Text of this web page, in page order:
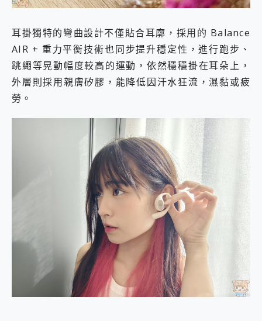
耳掛獨特的彎曲設計不僅貼合耳廓，採用的 Balance
AIR + 重力平衡技術也同步提升穩定性，進行跑步、
跳繩等晃動幅度較高的運動，依然穩穩掛在耳朵上，
外層則採用親膚矽膠，能降低因汗水狂流，濕黏或疲
勞。